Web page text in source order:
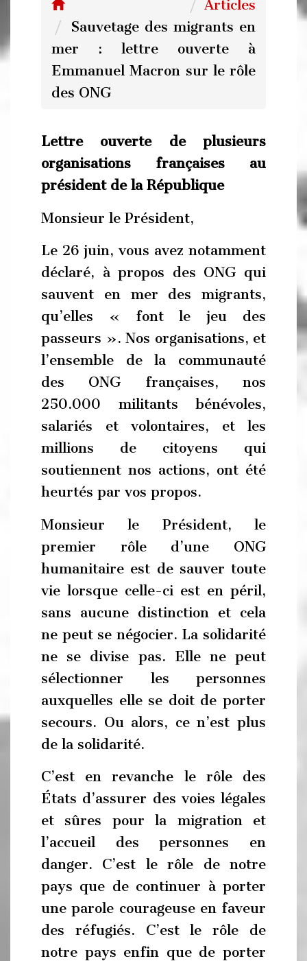
Articles
Sauvetage des migrants en
mer : lettre ouverte à
Emmanuel Macron sur le rôle
des ONG
Lettre ouverte de plusieurs
organisations françaises au
président de la République
Monsieur le Président,
Le 26 juin, vous avez notamment
déclaré, à propos des ONG qui
sauvent en mer des migrants,
qu’elles « font le jeu des
passeurs ». Nos organisations, et
l’ensemble de la communauté
des ONG françaises, nos
250.000 militants bénévoles,
salariés et volontaires, et les
millions de citoyens qui
soutiennent nos actions, ont été
heurtés par vos propos.
Monsieur le Président, le
premier rôle d’une ONG
humanitaire est de sauver toute
vie lorsque celle-ci est en péril,
sans aucune distinction et cela
ne peut se négocier. La solidarité
ne se divise pas. Elle ne peut
sélectionner les personnes
auxquelles elle se doit de porter
secours. Ou alors, ce n’est plus
de la solidarité.
C’est en revanche le rôle des
États d’assurer des voies légales
et sûres pour la migration et
l’accueil des personnes en
danger. C’est le rôle de notre
pays que de continuer à porter
une parole courageuse en faveur
des réfugiés. C’est le rôle de
notre pays enfin que de porter